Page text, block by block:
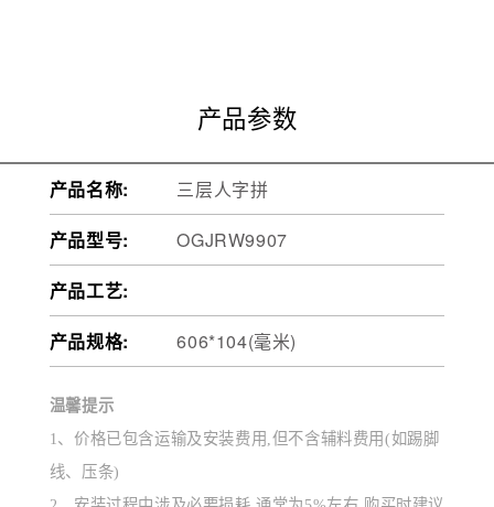
产品参数
产品名称:
三层人字拼
产品型号:
OGJRW9907
产品工艺:
产品规格:
606*104(毫米)
温馨提示
1、价格已包含运输及安装费用,但不含辅料费用(如踢脚
线、压条)